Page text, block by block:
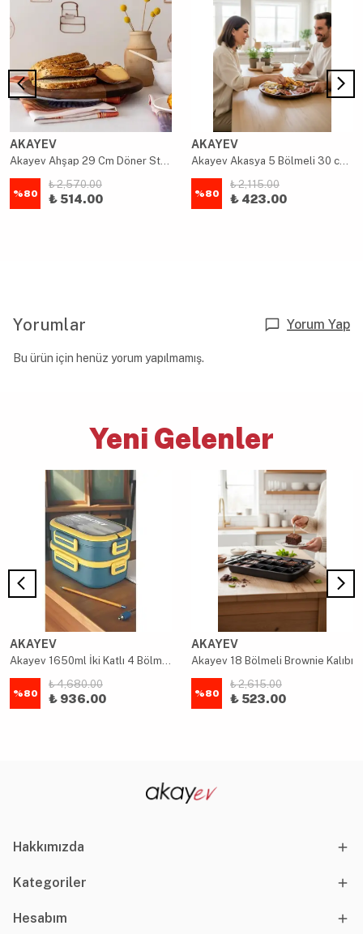
AKAYEV
Akayev Ahşap 29 Cm Döner Standlı Sunumluk
%80
₺ 2,570.00
₺ 514.00
AKAYEV
Akayev Akasya 5 Bölmeli 30 cm Dönerli Sunum Tabağı
%80
₺ 2,115.00
₺ 423.00
Yorumlar Yorum Yap
Bu ürün için henüz yorum yapılmamış.
Yeni Gelenler
AKAYEV
Akayev 1650ml İki Katlı 4 Bölmeli Çelik Yemek Kabı Mavi
%80
₺ 4,680.00
₺ 936.00
AKAYEV
Akayev 18 Bölmeli Brownie Kalıbı
%80
₺ 2,615.00
₺ 523.00
Hakkımızda
Kategoriler
Hesabım